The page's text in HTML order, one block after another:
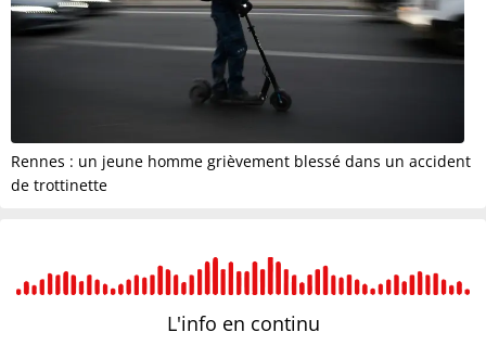
Rennes : un jeune homme grièvement blessé dans un accident
de trottinette
L'info en continu